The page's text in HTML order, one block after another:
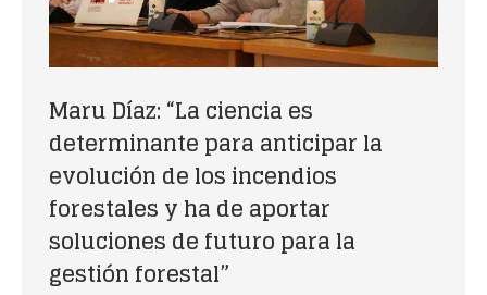
Maru Díaz: “La ciencia es
determinante para anticipar la
evolución de los incendios
forestales y ha de aportar
soluciones de futuro para la
gestión forestal”